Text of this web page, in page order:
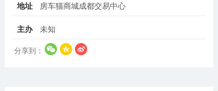
地址 房车猫商城成都交易中心
主办 未知
分享到：